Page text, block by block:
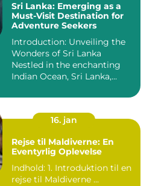
Sri Lanka: Emerging as a
Must-Visit Destination for
Adventure Seekers
Introduction: Unveiling the
Wonders of Sri Lanka
Nestled in the enchanting
Indian Ocean, Sri Lanka,...
16. jan
Rejse til Maldiverne: En
Eventyrlig Oplevelse
Indhold: 1. Introduktion til en
rejse til Maldiverne ...